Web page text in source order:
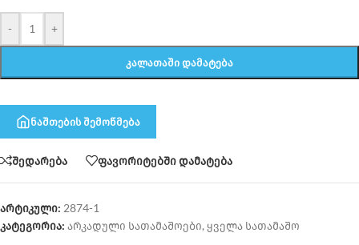
- +
ᲙᲐᲚᲐᲗᲐᲨᲘ ᲓᲐᲛᲐᲢᲔᲑᲐ
ნაშთების შემოწმება
შედარება ფავორიტებში დამატება
არტიკული: 2874-1
კატეგორია: არკადული სათამაშოები, ყველა სათამაშო